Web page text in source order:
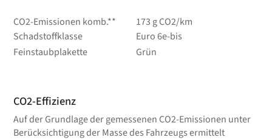
CO2-Emissionen komb.**
173 g CO2/km
Schadstoffklasse
Euro 6e-bis
Feinstaubplakette
Grün
CO2-Effizienz
Auf der Grundlage der gemessenen CO2-Emissionen unter
Berücksichtigung der Masse des Fahrzeugs ermittelt